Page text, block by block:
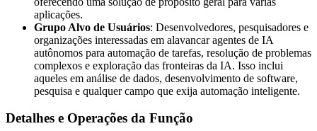
aplicações.
Grupo Alvo de Usuários: Desenvolvedores, pesquisadores e
organizações interessadas em alavancar agentes de IA
autônomos para automação de tarefas, resolução de problemas
complexos e exploração das fronteiras da IA. Isso inclui
aqueles em análise de dados, desenvolvimento de software,
pesquisa e qualquer campo que exija automação inteligente.
Detalhes e Operações da Função